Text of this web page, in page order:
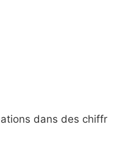
dans des chiffr